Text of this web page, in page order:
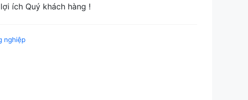
Quý khách hàng !
nghiệp